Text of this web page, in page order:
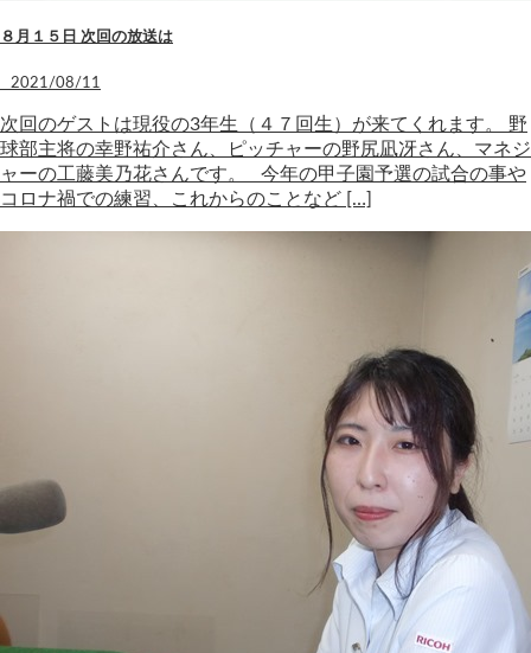
８月１５日 次回の放送は
2021/08/11
次回のゲストは現役の3年生（４７回生）が来てくれます。 野
球部主将の幸野祐介さん、ピッチャーの野尻凪冴さん、マネジ
ャーの工藤美乃花さんです。 今年の甲子園予選の試合の事や
コロナ禍での練習、これからのことなど […]